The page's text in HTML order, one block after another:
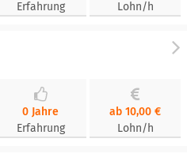
Erfahrung
Lohn/h
0 Jahre
Erfahrung
ab 10,00 €
Lohn/h